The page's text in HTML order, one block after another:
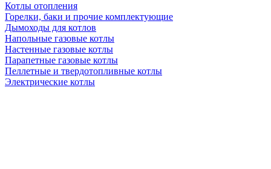
Котлы отопления
Горелки, баки и прочие комплектующие
Дымоходы для котлов
Напольные газовые котлы
Настенные газовые котлы
Парапетные газовые котлы
Пеллетные и твердотопливные котлы
Электрические котлы